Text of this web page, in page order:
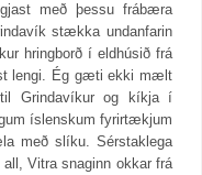
með þessu frábæra
stækka undanfarin
hringborð í eldhúsið frá
lengi. Ég gæti ekki mælt
Grindavíkur og kíkja í
íslenskum fyrirtækjum
með slíku. Sérstaklega
Vitra snaginn okkar frá